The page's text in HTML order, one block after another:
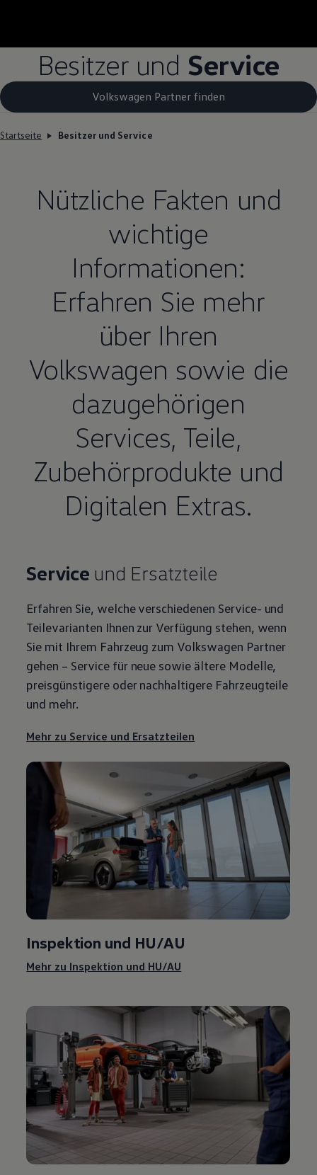
Besitzer und Service
Volkswagen Partner finden
Startseite Besitzer und Service
Nützliche Fakten und
wichtige
Informationen:
Erfahren Sie mehr
über Ihren
Volkswagen sowie die
dazugehörigen
Services, Teile,
Zubehörprodukte und
Digitalen Extras.
Service und Ersatzteile
Erfahren Sie, welche verschiedenen Service- und
Teilevarianten Ihnen zur Verfügung stehen, wenn
Sie mit Ihrem Fahrzeug zum Volkswagen Partner
gehen – Servicefür neue sowie ältere Modelle,
preisgünstigere oder nachhaltigere Fahrzeugteile
und mehr.
Mehr zu Service und Ersatzteilen
Inspektion und HU/AU
Mehr zu Inspektion und HU/AU